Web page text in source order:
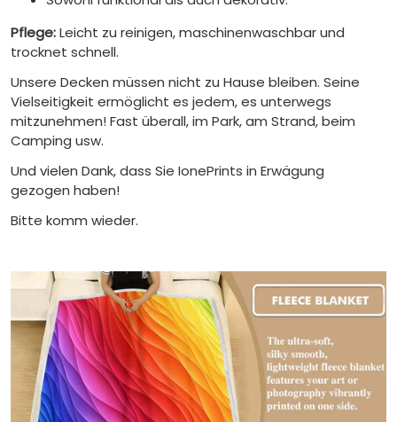
Pflege:Leicht zu reinigen, maschinenwaschbar und
trocknet schnell.
Unsere Decken müssen nicht zu Hause bleiben. Seine
Vielseitigkeit ermöglicht es jedem, es unterwegs
mitzunehmen! Fast überall, im Park, am Strand, beim
Camping usw.
Und vielen Dank, dass Sie IonePrints in Erwägung
gezogen haben!
Bitte komm wieder.